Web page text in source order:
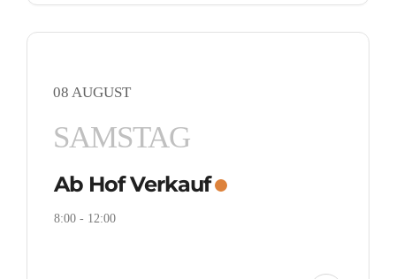
08 AUGUST
SAMSTAG
Ab Hof Verkauf
8:00- 12:00